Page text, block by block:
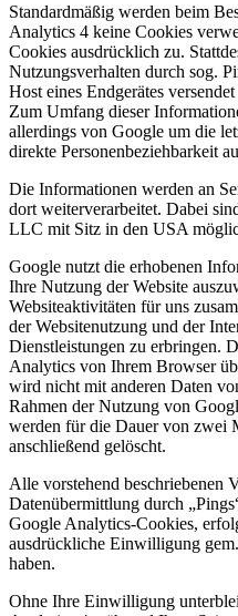
Standardmäßig werden beim
Analytics 4 keine Cookies
Cookies ausdrücklich zu.
Nutzungsverhalten durch sog.
Host eines Endgerätes
Zum Umfang dieser
allerdings von Google um die
direkte Personenbeziehbarkeit
Die Informationen werden an
dort weiterverarbeitet. Dabei
LLC mit Sitz in den USA
Google nutzt die erhobenen
Ihre Nutzung der Website
Websiteaktivitäten für uns
der Websitenutzung und der
Dienstleistungen zu erbringen.
Analytics von Ihrem Browser
wird nicht mit anderen Daten
Rahmen der Nutzung von
werden für die Dauer von zwei
anschließend gelöscht.
Alle vorstehend beschriebenen
Datenübermittlung durch
Google Analytics-Cookies,
ausdrückliche Einwilligung
haben.
Ohne Ihre Einwilligung